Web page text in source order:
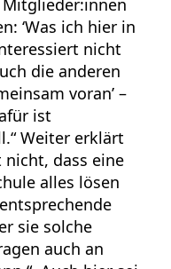
‘Was ich hier in
nicht
die anderen
voran’ –
ist
Weiter erklärt
nicht, dass eine
alles lösen
sie solche
auch an